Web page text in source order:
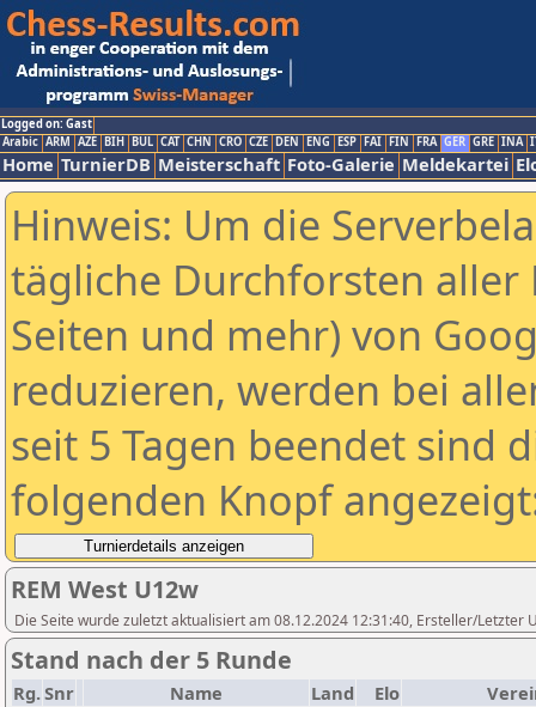
Logged on: Gast
Arabic ARM AZE BIH BUL CAT CHN CRO CZE DEN ENG ESP FAI FIN FRA GER GRE INA
Home TurnierDB Meisterschaft Foto-Galerie Meldekartei
Hinweis: Um die
tägliche Durchforsten aller
Seiten und mehr) von
reduzieren, werden bei
seit 5 Tagen beendet sind
folgenden Knopf
REM West U12w
Die Seite wurde zuletzt aktualisiert am 08.12.2024 12:31:40, Ersteller/Letzter
Stand nach der 5 Runde
Rg.Snr Name Land Elo